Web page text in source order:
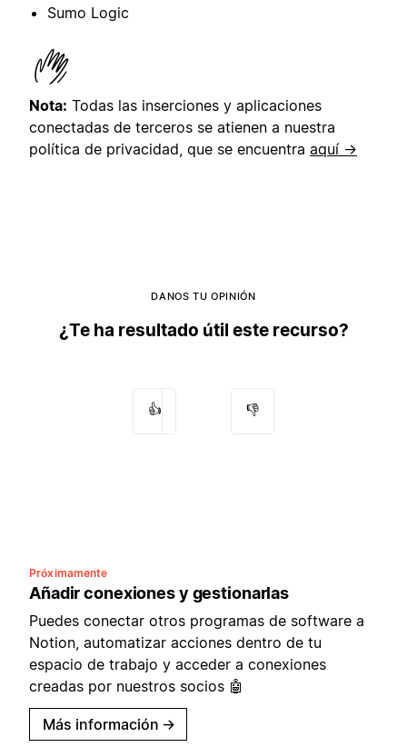
Sumo Logic
Nota: Todas las inserciones y aplicaciones
conectadas de terceros se atienen a nuestra
política de privacidad, que se encuentra aquí →
DANOS TU OPINIÓN
¿Te ha resultado útil este recurso?
👍 👎
Próximamente
Añadir conexiones y gestionarlas
Puedes conectar otros programas de software a
Notion, automatizar acciones dentro de tu
espacio de trabajo y acceder a conexiones
creadas por nuestros socios 🤖
Más información →